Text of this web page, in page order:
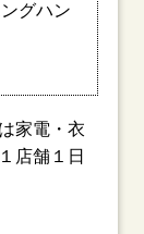
グハン
家電・衣
店舗１日